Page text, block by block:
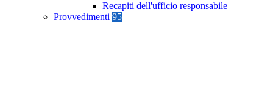
Recapiti dell'ufficio responsabile
Provvedimenti 95